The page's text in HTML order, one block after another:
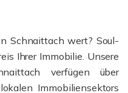
Schnaittach wert? Soul-
Ihrer Immobilie. Unsere
verfügen über
Immobiliensektors